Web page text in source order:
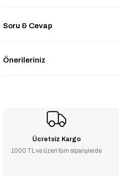
Soru & Cevap
Önerileriniz
Ücretsiz Kargo
1000 TL ve üzeri tüm siparişlerde